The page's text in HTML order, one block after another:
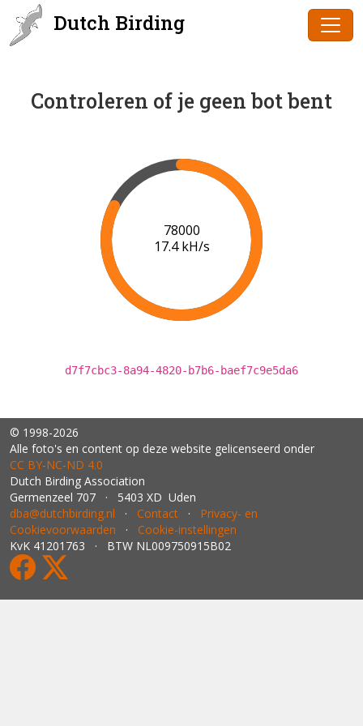
Dutch Birding
Controleren of je geen bot bent
80000
17.5 kH/s
d7f7cbc3-8a94-4820-b7b6-baef7c9e5da6
© 1998-2026
Alle foto's en content op deze website gelicenseerd onder
CC BY‑NC‑ND 4.0
Dutch Birding Association
Germenzeel 707 · 5403 XD Uden
dba@dutchbirding.nl · Contact · Privacy- en
Cookievoorwaarden · Cookie-instellingen
KvK 41201763 · BTW NL009750915B02